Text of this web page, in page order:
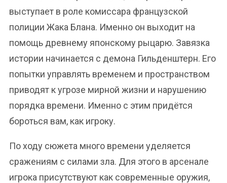
выступает в роле комиссара французской
полиции Жака Блана. Именно он выходит на
помощь древнему японскому рыцарю. Завязка
истории начинается с демона Гильденштерн. Его
попытки управлять временем и пространством
приводят к угрозе мирной жизни и нарушению
порядка времени. Именно с этим придётся
бороться вам, как игроку.
По ходу сюжета много времени уделяется
сражениям с силами зла. Для этого в арсенале
игрока присутствуют как современные оружия,